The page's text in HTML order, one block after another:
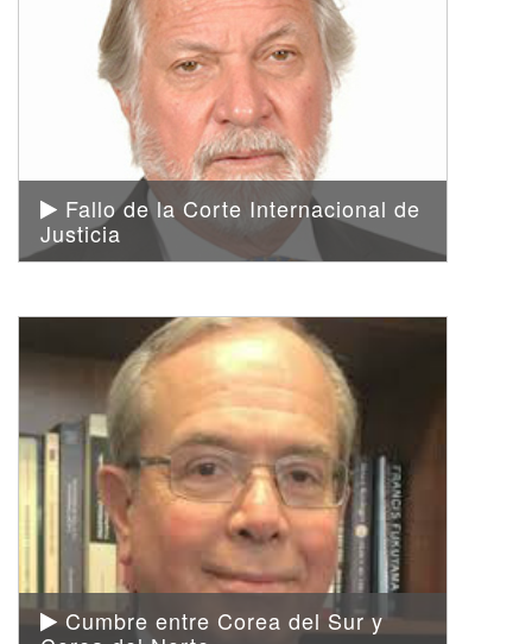
Fallo de la Corte Internacional de
Justicia
Cumbre entre Corea del Sur y